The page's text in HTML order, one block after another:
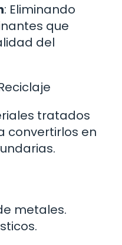
: Eliminando
que
del
tratados
convertirlos en
metales.